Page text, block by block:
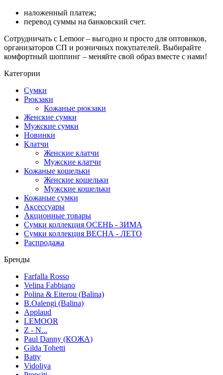
наложенный платеж;
перевод суммы на банковский счет.
Сотрудничать с Lemoor – выгодно и просто для оптовиков,
организаторов СП и розничных покупателей. Выбирайте
комфортный шоппинг – меняйте свой образ вместе с нами!
Категории
Сумки
Рюкзаки
Кожаные рюкзаки
Женские сумки
Мужские сумки
Новинки
Клатчи
Женские клатчи
Мужские клатчи
Кожаные кошельки
Женские кошельки
Мужские кошельки
Кожаные сумки
Аксессуары
Акционные товары
Сумки коллекция ОСЕНЬ - ЗИМА
Сумки коллекция ВЕСНА - ЛЕТО
Распродажа
Бренды
Farfalla Rosso
Velina Fabbiano
Polina & Eiterou (Balina)
B.Oalengi (Balina)
Applaud
LEMOOR
Z - N...
Paul Danny (КОЖА)
Gilda Tohetti
Batty
Vidoliya